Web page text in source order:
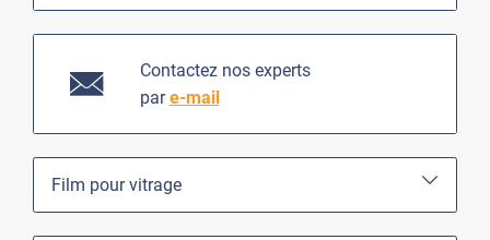
Contactez nos experts
pare-mail
Film pour vitrage